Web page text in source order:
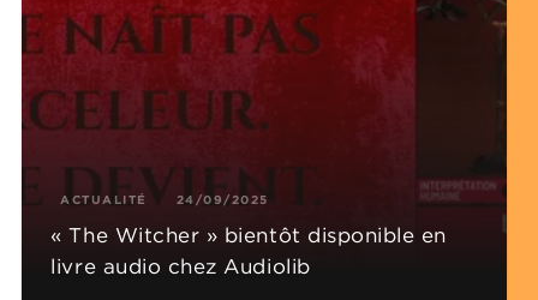
ACTUALITÉ 24/09/2025
« The Witcher » bientôt disponible en
livre audio chez Audiolib